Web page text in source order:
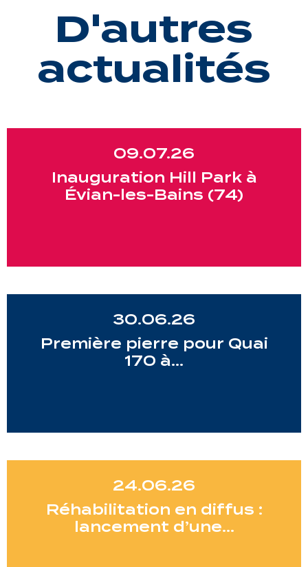
D'autres
actualités
09.07.26
Inauguration Hill Park à
Évian-les-Bains (74)
30.06.26
Première pierre pour Quai
170 à…
24.06.26
Réhabilitation en diffus :
lancement d’une…